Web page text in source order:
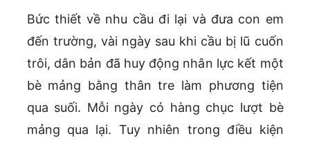
Bức thiết về nhu cầu đi lại và đưa con em
đến trường, vài ngày sau khi cầu bị lũ cuốn
trôi, dân bản đã huy động nhân lực kết một
bè mảng bằng thân tre làm phương tiện
qua suối. Mỗi ngày có hàng chục lượt bè
mảng qua lại. Tuy nhiên trong điều kiện